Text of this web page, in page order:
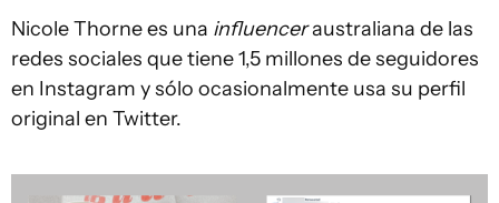
Nicole Thorne es una influenceraustraliana de las
redes sociales que tiene 1,5 millones de seguidores
en Instagram y sólo ocasionalmente usa su perfil
original en Twitter.